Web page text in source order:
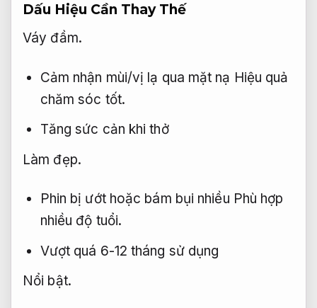
Dấu Hiệu Cần Thay Thế
Váy đầm.
Cảm nhận mùi/vị lạ qua mặt nạ Hiệu quả
chăm sóc tốt.
Tăng sức cản khi thở
Làm đẹp.
Phin bị ướt hoặc bám bụi nhiều Phù hợp
nhiều độ tuổi.
Vượt quá 6-12 tháng sử dụng
Nổi bật.